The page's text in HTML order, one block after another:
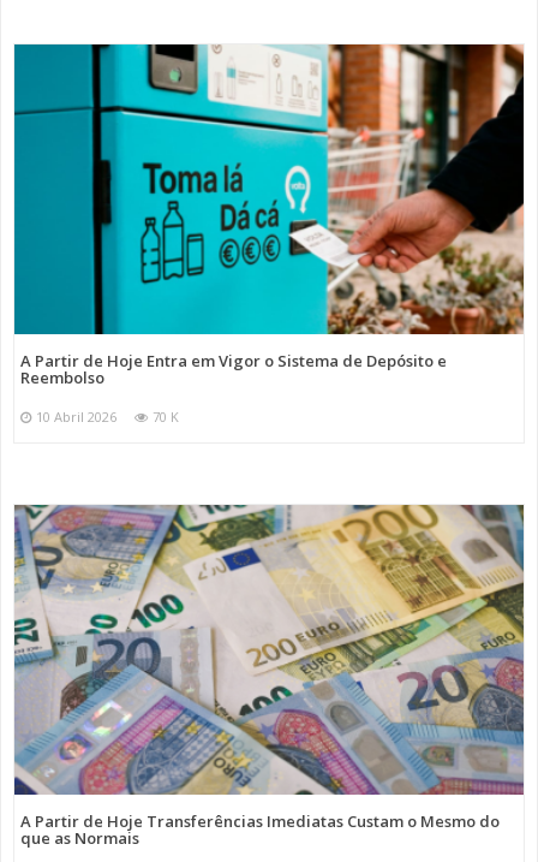
A Partir de Hoje Entra em Vigor o Sistema de Depósito e
Reembolso
10 Abril 2026 70 K
A Partir de Hoje Transferências Imediatas Custam o Mesmo do
que as Normais